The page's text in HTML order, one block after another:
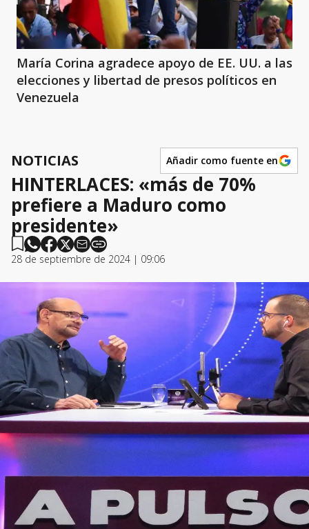
María Corina agradece apoyo de EE. UU. a las
elecciones y libertad de presos políticos en
Venezuela
NOTICIAS Añadir como fuente en
HINTERLACES: «más de 70%
prefiere a Maduro como
presidente»
28 de septiembre de 2024 | 09:06